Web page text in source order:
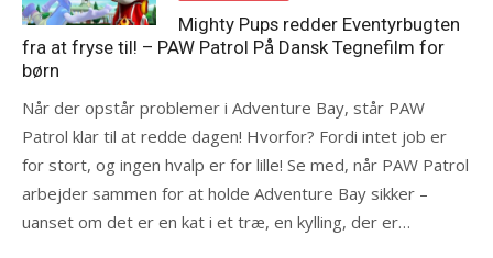
Mighty Pups redder Eventyrbugten
fra at fryse til! – PAW Patrol På Dansk Tegnefilm for
børn
Når der opstår problemer i Adventure Bay, står PAW
Patrol klar til at redde dagen! Hvorfor? Fordi intet job er
for stort, og ingen hvalp er for lille! Se med, når PAW Patrol
arbejder sammen for at holde Adventure Bay sikker –
uanset om det er en kat i et træ, en kylling, der er…